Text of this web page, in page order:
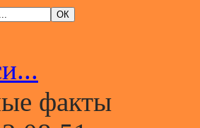
факты